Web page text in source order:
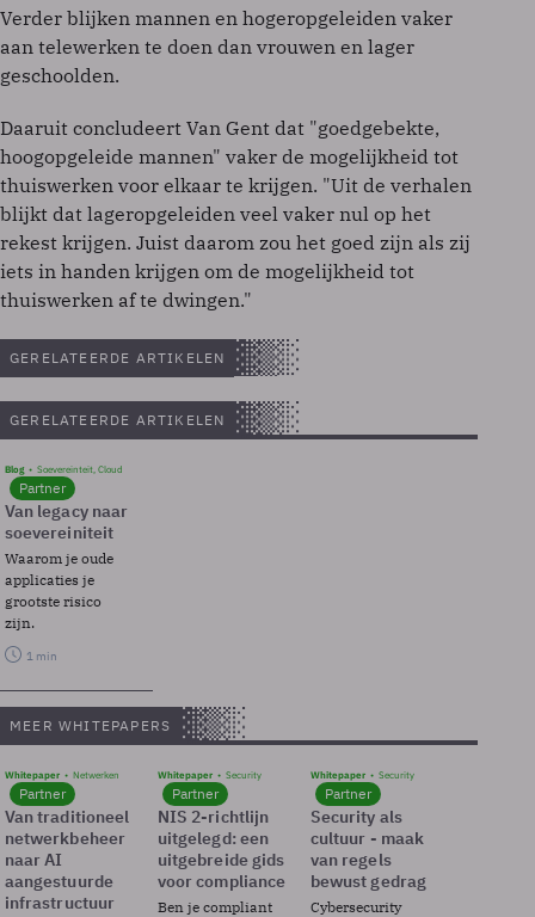
Verder blijken mannen en hogeropgeleiden vaker
aan telewerken te doen dan vrouwen en lager
geschoolden.
Daaruit concludeert Van Gent dat "goedgebekte,
hoogopgeleide mannen" vaker de mogelijkheid tot
thuiswerken voor elkaar te krijgen. "Uit de verhalen
blijkt dat lageropgeleiden veel vaker nul op het
rekest krijgen. Juist daarom zou het goed zijn als zij
iets in handen krijgen om de mogelijkheid tot
thuiswerken af te dwingen."
GERELATEERDE ARTIKELEN
GERELATEERDE ARTIKELEN
Blog Soevereinteit, Cloud
Partner
Van legacy naar
soevereiniteit
Waarom je oude
applicaties je
grootste risico
zijn.
1 min
MEER WHITEPAPERS
Whitepaper Netwerken
Partner
Van traditioneel
netwerkbeheer
naar AI
aangestuurde
infrastructuur
Whitepaper Security
Partner
NIS 2-richtlijn
uitgelegd: een
uitgebreide gids
voor compliance
Ben je compliant
Whitepaper Security
Partner
Security als
cultuur - maak
van regels
bewust gedrag
Cybersecurity